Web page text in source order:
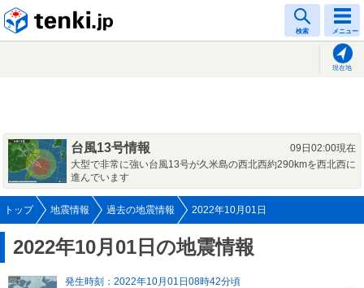
検索 メニュー
現在地
台風13号情報
09日02:00現在
大型で非常に強い台風13号が久米島の西北西約290kmを西北西に
進んでいます
トップ 地震情報 過去の地震情報 2022年10月01日
2022年10月01日の地震情報
発生時刻：2022年10月01日08時42分頃